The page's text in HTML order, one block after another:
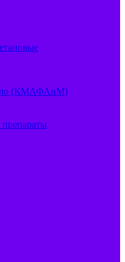
(КМАФАнМ)